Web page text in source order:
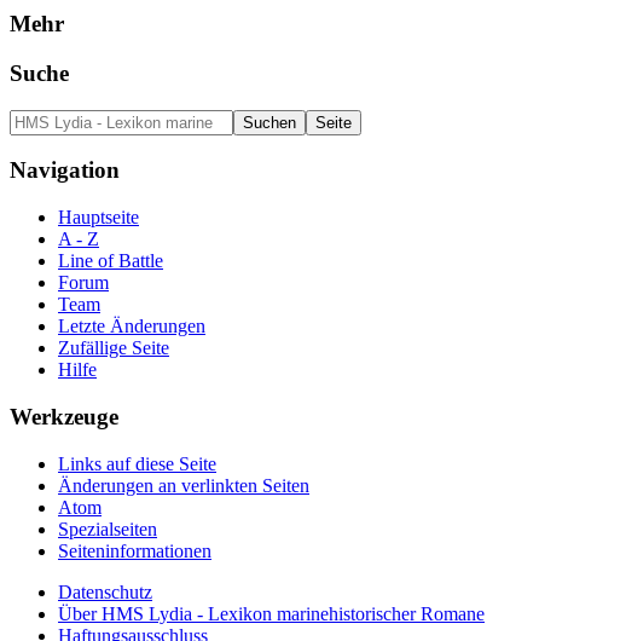
Mehr
Suche
Navigation
Hauptseite
A - Z
Line of Battle
Forum
Team
Letzte Änderungen
Zufällige Seite
Hilfe
Werkzeuge
Links auf diese Seite
Änderungen an verlinkten Seiten
Atom
Spezialseiten
Seiten­informationen
Datenschutz
Über HMS Lydia - Lexikon marinehistorischer Romane
Haftungsausschluss